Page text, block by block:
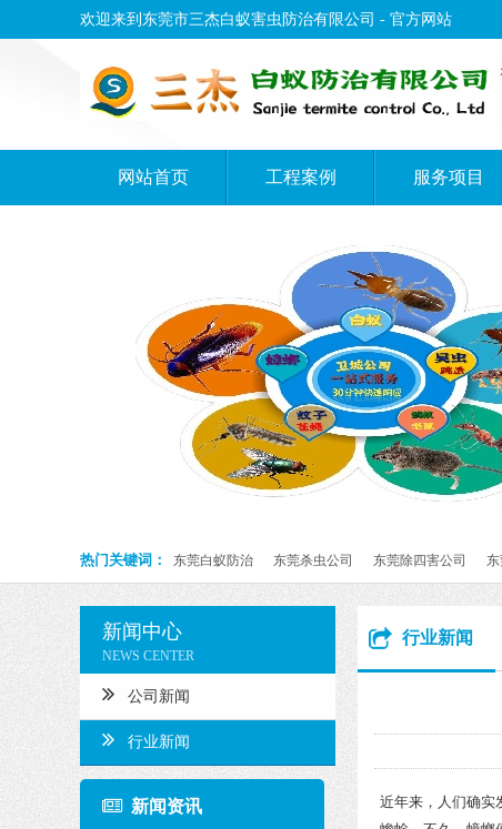
欢迎来到东莞市三杰白蚁害虫防治有限公司 - 官方网站
网站首页 工程案例 服务项目
热门关键词： 东莞白蚁防治 东莞杀虫公司 东莞除四害公司
新闻中心
NEWS CENTER
公司新闻
行业新闻
新闻资讯
行业新闻
近年来，人们确实